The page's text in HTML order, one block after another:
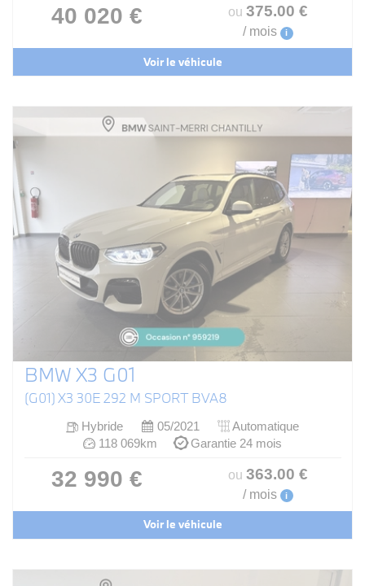
40 020 € ou 375.00 €
/ mois i
Voir le véhicule
BMW X3 G01
(G01) X3 30E 292 M SPORT BVA8
Hybride 05/2021
Automatique
118 069km
Garantie 24 mois
32 990 € ou 363.00 €
/ mois i
Voir le véhicule